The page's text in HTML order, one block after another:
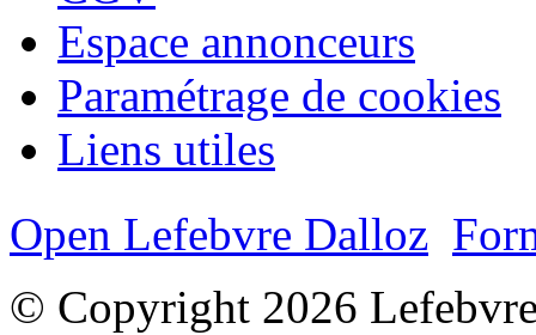
Espace annonceurs
Paramétrage de cookies
Liens utiles
Open Lefebvre Dalloz
© Copyright 2026